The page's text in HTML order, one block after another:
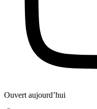
Ouvert aujourd’hui